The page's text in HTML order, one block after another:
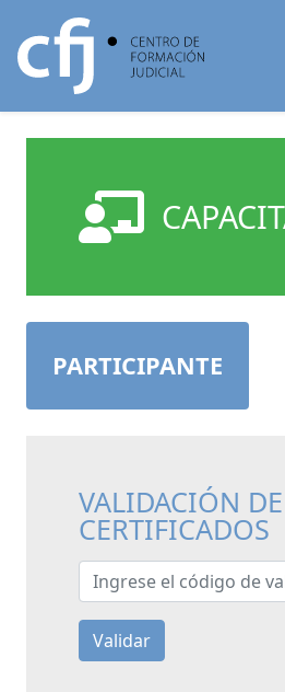
PARTICIPANTE
VALIDACIÓN DE
CERTIFICADOS
Ingrese el código de
Validar